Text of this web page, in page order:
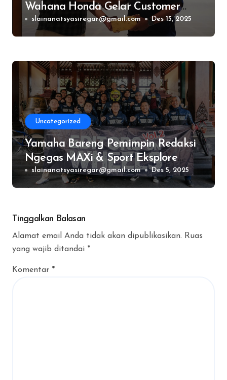
Wahana Honda Gelar Customer
Gathering GSO Fleet 2025
slainanatsyasiregar@gmail.com Des 15, 2025
Uncategorized
Yamaha Bareng Pemimpin Redaksi
Ngegas MAXi & Sport Eksplore
Jalur Ikonik Jawa Tengah
slainanatsyasiregar@gmail.com Des 5, 2025
Tinggalkan Balasan
Alamat email Anda tidak akan dipublikasikan. Ruas
yang wajib ditandai *
Komentar *